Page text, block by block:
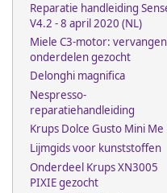
Reparatie handleiding
V4.2 - 8 april 2020 (NL)
Miele C3-motor:
onderdelen gezocht
Delonghi magnifica
Nespresso-
reparatiehandleiding
Krups Dolce Gusto Mini Me
Lijmgids voor kunststoffen
Onderdeel Krups XN3005
PIXIE gezocht